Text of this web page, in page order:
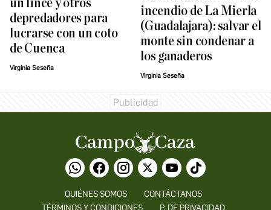
un lince y otros
depredadores para
lucrarse con un coto
de Cuenca
Virginia Seseña
incendio de La Mierla
(Guadalajara): salvar el
monte sin condenar a
los ganaderos
Virginia Seseña
QUIÉNES SOMOS
CONTÁCTANOS